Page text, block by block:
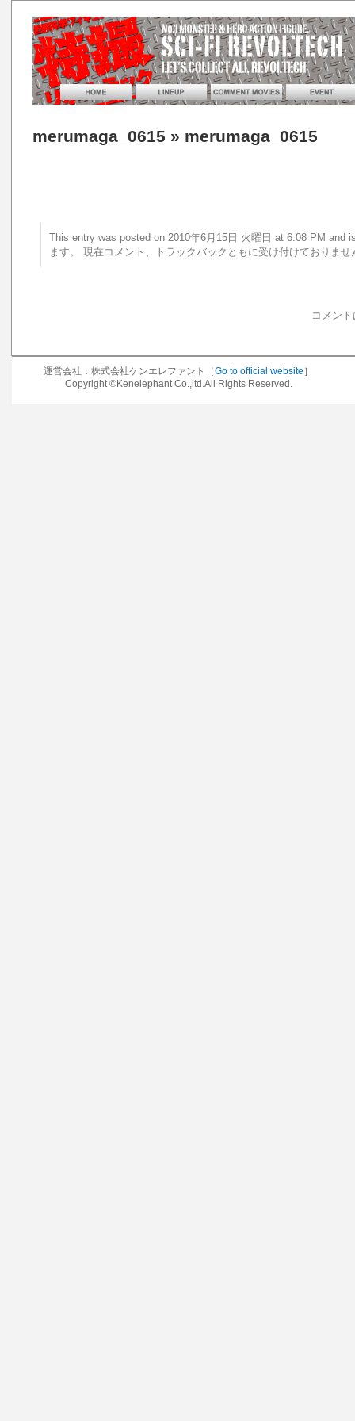
merumaga_0615 » merumaga_0615
This entry was posted on 2010年6月15日 火曜日 at 6:08 PM
ます。 現在コメント、トラックバックともに受け付けておりませ
コメン
運営会社：株式会社ケンエレファント［Go to official website ］
Copyright ©Kenelephant Co.,ltd.All Rights Reserved.